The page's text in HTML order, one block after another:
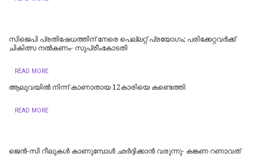
സിജെപി പ്രതിഷേധത്തിന് നേരെ പെല്ലറ്റ് പ്രയോഗം; പരിക്കേറ്റവർക്ക്
ചികിത്സ നൽകണം- സുപ്രീംകോടതി
READ MORE
ആലുവയിൽ നിന്ന് കാണാതായ 12കാരിയെ കണ്ടെത്തി
READ MORE
ജെന്‍-സി റീലുകള്‍ കാണുമ്പോള്‍ ഛര്‍ദ്ദിക്കാന്‍ വരുന്നു- കങ്കണ റണാവത്